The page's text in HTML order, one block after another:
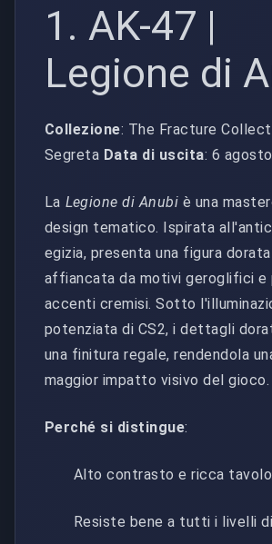
1. AK-47 |
Legione di
Collezione: The Fracture
Segreta Data di uscita: 6
La Legione di Anubi è una
design tematico. Ispirata
egizia, presenta una figura
affiancata da motivi geroglifici e
accenti cremisi. Sotto
potenziata di CS2, i dettagli
una finitura regale, rendendola
maggior impatto visivo del gioco.
Perché si distingue:
Alto contrasto e ricca
Resiste bene a tutti i livelli